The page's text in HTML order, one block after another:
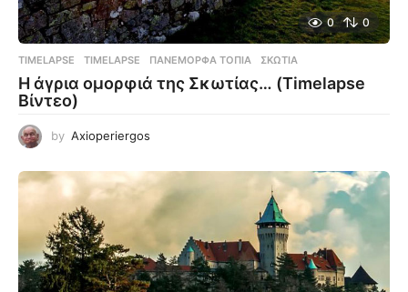
0 0
TIMELAPSE TIMELAPSE ,ΠΑΝΈΜΟΡΦΑ ΤΟΠΊΑ ,ΣΚΩΤΊΑ
Η άγρια ομορφιά της Σκωτίας… (Timelapse
Βίντεο)
by Axioperiergos